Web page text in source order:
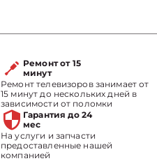
Ремонт от 15
минут
Ремонт телевизоров занимает от
15 минут до нескольких дней в
зависимости от поломки
Гарантия до 24
мес
На услуги и запчасти
предоставленные нашей
компанией